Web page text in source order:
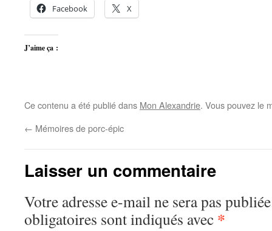
Facebook X
J’aime ça :
Ce contenu a été publié dans Mon Alexandrie. Vous pouvez le
← Mémoires de porc-épic
Laisser un commentaire
Votre adresse e-mail ne sera pas
obligatoires sont indiqués avec *